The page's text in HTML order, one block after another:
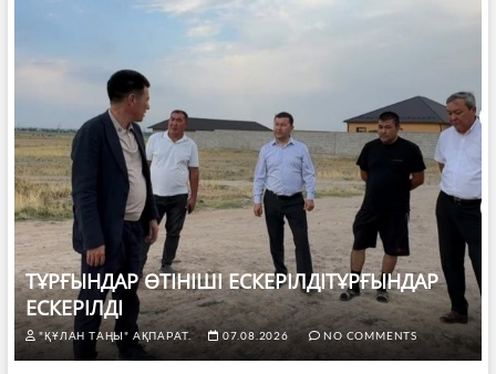
ТҰРҒЫНДАР ӨТІНІШІ ЕСКЕРІЛДІТҰРҒЫНДАР
ЕСКЕРІЛДІ
"ҚҰЛАН ТАҢЫ" АҚПАРАТ. 07.08.2026 NO COMMENTS